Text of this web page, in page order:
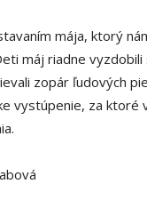
mája, ktorý
máj riadne vyzdobili
zopár ľudových
vystúpenie, za ktoré